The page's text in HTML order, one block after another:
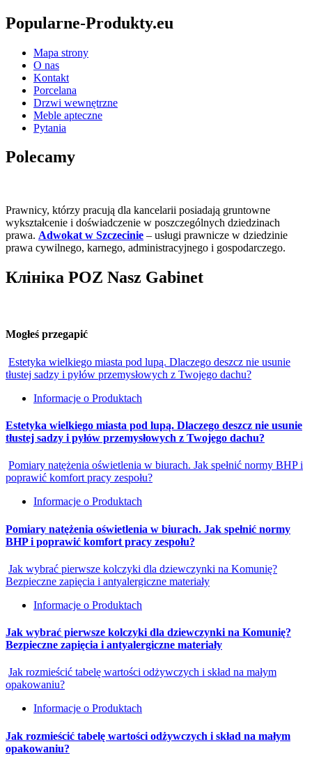
Popularne-Produkty.eu
Mapa strony
O nas
Kontakt
Porcelana
Drzwi wewnętrzne
Meble apteczne
Pytania
Polecamy
Prawnicy, którzy pracują dla kancelarii posiadają gruntowne
wykształcenie i doświadczenie w poszczególnych dziedzinach
prawa. Adwokat w Szczecinie – usługi prawnicze w dziedzinie
prawa cywilnego, karnego, administracyjnego i gospodarczego.
Клініка POZ Nasz Gabinet
Mogłeś przegapić
Estetyka wielkiego miasta pod lupą. Dlaczego deszcz nie usunie
tłustej sadzy i pyłów przemysłowych z Twojego dachu?
Informacje o Produktach
Estetyka wielkiego miasta pod lupą. Dlaczego deszcz nie usunie
tłustej sadzy i pyłów przemysłowych z Twojego dachu?
Pomiary natężenia oświetlenia w biurach. Jak spełnić normy BHP i
poprawić komfort pracy zespołu?
Informacje o Produktach
Pomiary natężenia oświetlenia w biurach. Jak spełnić normy
BHP i poprawić komfort pracy zespołu?
Jak wybrać pierwsze kolczyki dla dziewczynki na Komunię?
Bezpieczne zapięcia i antyalergiczne materiały
Informacje o Produktach
Jak wybrać pierwsze kolczyki dla dziewczynki na Komunię?
Bezpieczne zapięcia i antyalergiczne materiały
Jak rozmieścić tabelę wartości odżywczych i skład na małym
opakowaniu?
Informacje o Produktach
Jak rozmieścić tabelę wartości odżywczych i skład na małym
opakowaniu?